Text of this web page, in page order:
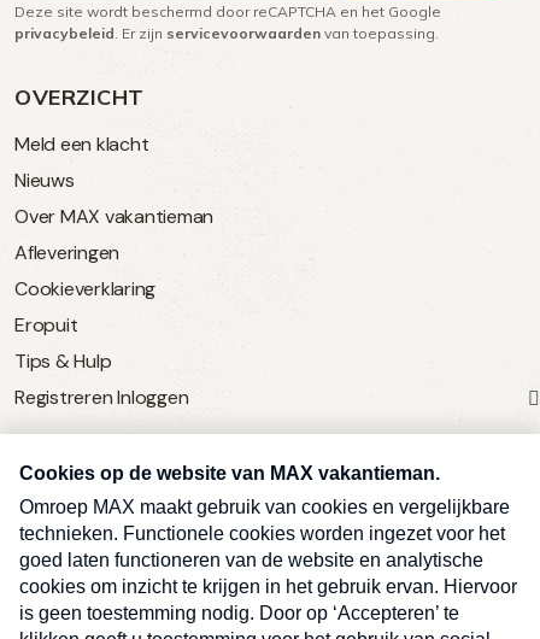
OVERZICHT
Meld een klacht
Nieuws
Over MAX vakantieman
Afleveringen
Cookieverklaring
Eropuit
Tips & Hulp
Registreren Inloggen
SERVICE
Over Omroep MAX
MAX Vandaag
MAX Meldpunt
Pers
(Vereist)
Deze site wordt beschermd door reCAPTCHA en het Google
privacybeleid . Er zijn servicevoorwaarden van toepassing.